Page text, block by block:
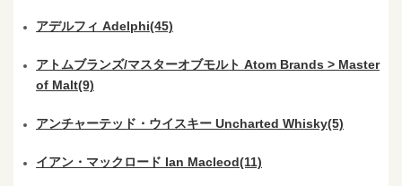
アデルフィ Adelphi(45)
アトムブランズ/マスターオブモルト Atom Brands > Master
of Malt(9)
アンチャーテッド・ウイスキー Uncharted Whisky(5)
イアン・マックロード Ian Macleod(11)